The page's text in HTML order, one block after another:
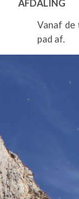
AFDALING
Vanaf de
pad af.